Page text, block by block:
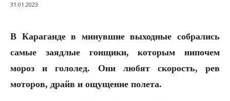
31.01.2023
В Караганде в минувшие выходные собрались
самые заядлые гонщики, которым нипочем
мороз и гололед. Они любят скорость, рев
моторов, драйв и ощущение полета.